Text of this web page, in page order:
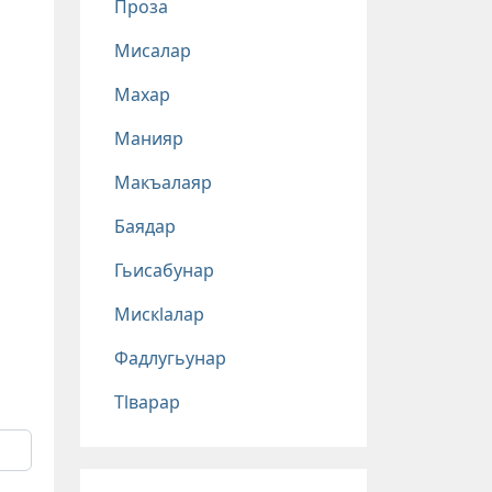
Проза
Мисалар
Махар
Манияр
Макъалаяр
Баядар
Гьисабунар
Мискlалар
Фадлугьунар
Тlварар